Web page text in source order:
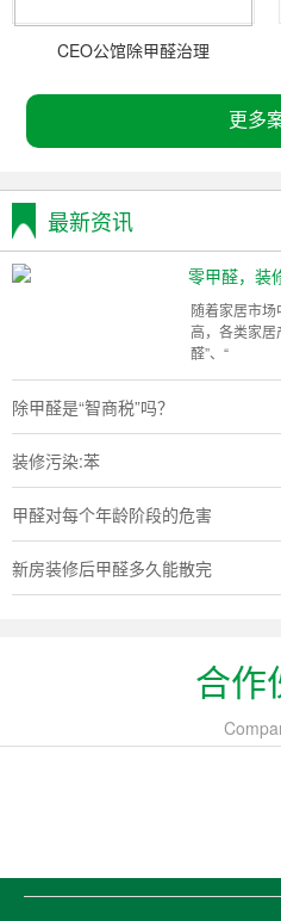
CEO公馆除甲醛治理
更多
最新资讯
零甲醛，装
随着家居市
高，各类家居
醛”、“
除甲醛是“智商税”吗？
装修污染:苯
甲醛对每个年龄阶段的危害
新房装修后甲醛多久能散完
合作